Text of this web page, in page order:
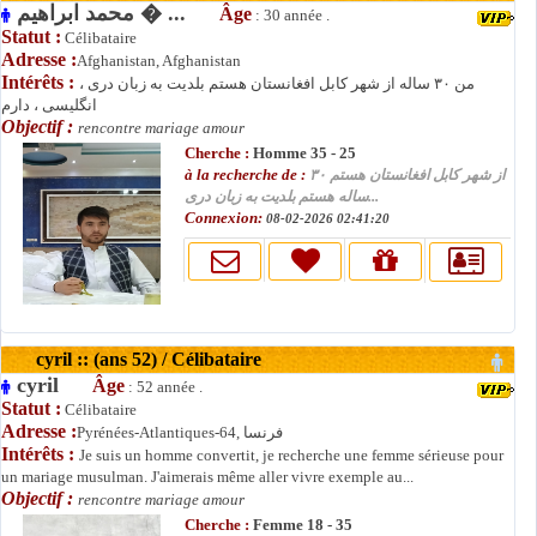
محمد ابراهیم � ... Âge : 30 année .
Statut : Célibataire
Adresse :Afghanistan, Afghanistan
Intérêts : من ۳۰ ساله از شهر کابل افغانستان هستم بلدیت به زبان دری ،
انگلیسی ، دارم
Objectif : rencontre mariage amour
Cherche : Homme 35 - 25
à la recherche de : از شهر کابل افغانستان هستم ۳۰
ساله هستم بلدیت به زبان دری...
Connexion: 08-02-2026 02:41:20
cyril :: (ans 52) / Célibataire
cyril Âge : 52 année .
Statut : Célibataire
Adresse : Pyrénées-Atlantiques-64, فرنسا
Intérêts : Je suis un homme convertit, je recherche une femme sérieuse pour
un mariage musulman. J'aimerais même aller vivre exemple au...
Objectif : rencontre mariage amour
Cherche : Femme 18 - 35